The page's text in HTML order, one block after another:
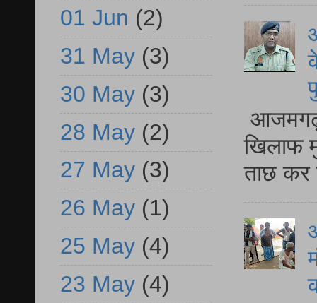
आजमगढ़
खिलाफ
ताछ कर
01 Jun (2)
31 May (3)
30 May (3)
28 May (2)
27 May (3)
26 May (1)
25 May (4)
23 May (4)